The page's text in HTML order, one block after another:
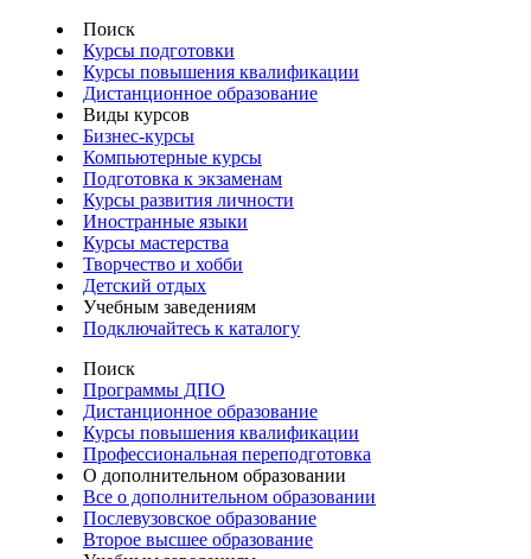
Поиск
Курсы подготовки
Курсы повышения квалификации
Дистанционное образование
Виды курсов
Бизнес-курсы
Компьютерные курсы
Подготовка к экзаменам
Курсы развития личности
Иностранные языки
Курсы мастерства
Творчество и хобби
Детский отдых
Учебным заведениям
Подключайтесь к каталогу
Поиск
Программы ДПО
Дистанционное образование
Курсы повышения квалификации
Профессиональная переподготовка
О дополнительном образовании
Все о дополнительном образовании
Послевузовское образование
Второе высшее образование